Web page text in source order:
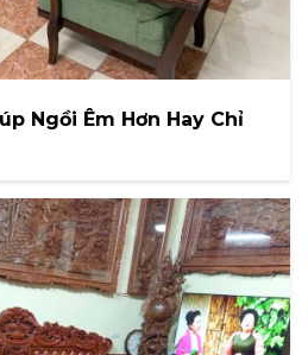
Ngồi Êm Hơn Hay Chỉ